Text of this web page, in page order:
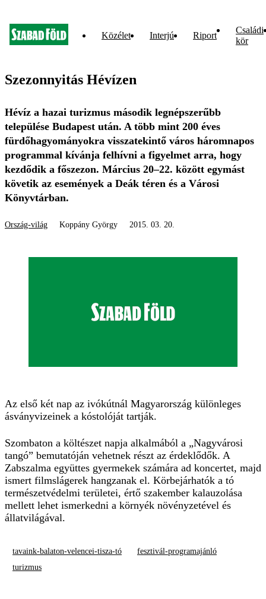
Közélet Interjú Riport
Családi
kör
Szezonnyitás Hévízen
Hévíz a hazai turizmus második legnépszerűbb
települése Budapest után. A több mint 200 éves
fürdőhagyományokra visszatekintő város háromnapos
programmal kívánja felhívni a figyelmet arra, hogy
kezdődik a főszezon. Március 20–22. között egymást
követik az események a Deák téren és a Városi
Könyvtárban.
Ország-világ Koppány György 2015. 03. 20.
Az első két nap az ivókútnál Magyarország különleges
ásványvizeinek a kóstolóját tartják.
Szombaton a költészet napja alkalmából a „Nagyvárosi
tangó” bemutatóján vehetnek részt az érdeklődők. A
Zabszalma együttes gyermekek számára ad koncertet, majd
ismert filmslágerek hangzanak el. Körbejárhatók a tó
természetvédelmi területei, értő szakember kalauzolása
mellett lehet ismerkedni a környék növényzetével és
állatvilágával.
tavaink-balaton-velencei-tisza-tó
fesztivál-programajánló
turizmus